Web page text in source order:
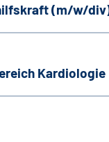
(m/w/
Kardiologie